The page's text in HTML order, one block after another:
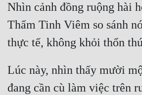
Nhìn cảnh đồng ruộng hài
Thẩm Tinh Viêm so sánh
Lúc này, nhìn thấy mười
đang cần cù làm việc trên